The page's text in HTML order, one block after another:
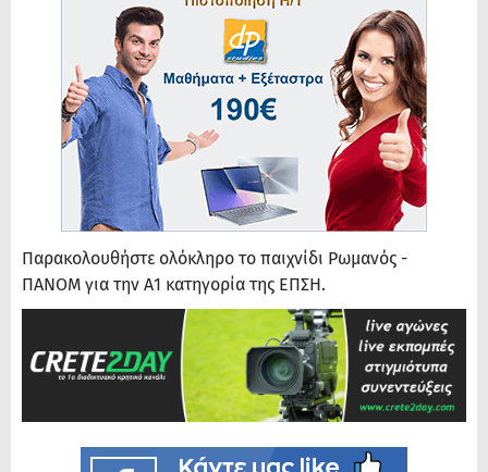
Παρακολουθήστε ολόκληρο το παιχνίδι Ρωμανός -
ΠΑΝΟΜ για την Α1 κατηγορία της ΕΠΣΗ.